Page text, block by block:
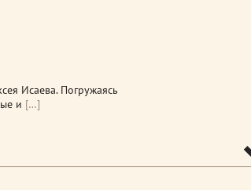
Исаева. Погружаясь
и […]